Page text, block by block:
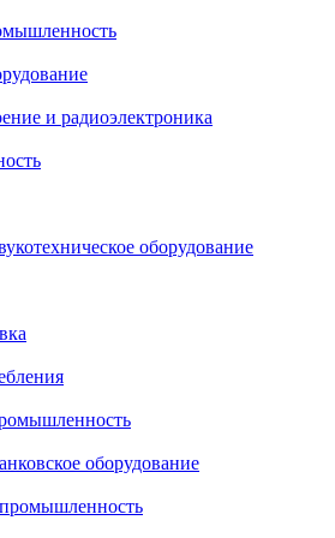
и радиоэлектроника
оборудование
оборудование